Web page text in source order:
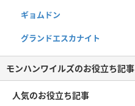
ギョムドン
グランドエスカナイト
モンハンワイルズのお役立ち記事
人気のお役立ち記事